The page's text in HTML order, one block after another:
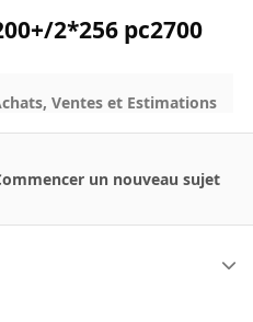
2*256 pc2700
Ventes et Estimations
un nouveau sujet